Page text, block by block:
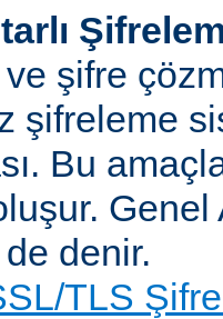
şifre
şifreleme
Bu
Genel
denir.
TLS